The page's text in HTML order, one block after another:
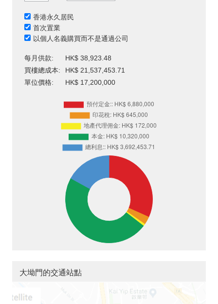
香港永久居民
首次置業
以個人名義購買而不是通過公司
每月供款:
HK$ 38,923.48
買樓總成本:
HK$ 21,537,453.71
單位價格:
HK$ 17,200,000
大坳門的交通站點